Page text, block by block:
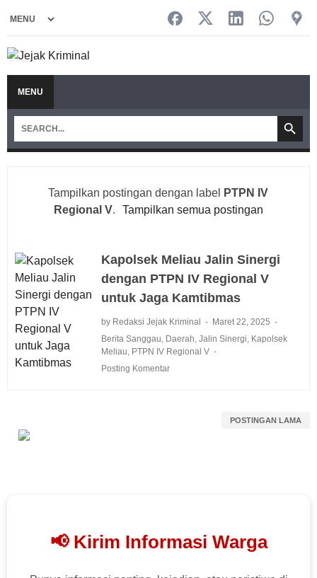
MENU
Tampilkan postingan dengan label
PTPN IV
Regional V. Tampilkan semua postingan
Kapolsek Meliau Jalin Sinergi
dengan PTPN IV Regional V
untuk Jaga Kamtibmas
by Redaksi Jejak Kriminal
Maret 22, 2025
Berita Sanggau Daerah Jalin Sinergi Kapolsek
Meliau PTPN IV Regional V
Posting Komentar
POSTINGAN LAMA
📢 Kirim Informasi Warga